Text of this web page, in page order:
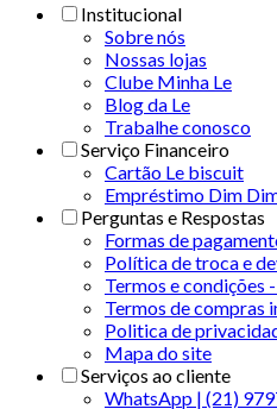
Institucional
Sobre nós
Nossas lojas
Clube Minha Le
Blog da Le
Trabalhe conosco
Serviço Financeiro
Cartão Le biscuit
Empréstimo Dim
Perguntas e Respostas
Formas de
Política de troca e
Termos e condições
Termos de compras
Politica de
Mapa do site
Serviços ao cliente
WhatsApp | (21)